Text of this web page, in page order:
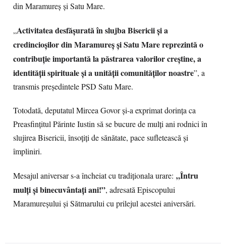
din Maramureș și Satu Mare.
„Activitatea desfășurată în slujba Bisericii și a
credincioșilor din Maramureș și Satu Mare reprezintă o
contribuție importantă la păstrarea valorilor creștine, a
identității spirituale și a unității comunităților noastre”, a
transmis președintele PSD Satu Mare.
Totodată, deputatul Mircea Govor și-a exprimat dorința ca
Preasfințitul Părinte Iustin să se bucure de mulți ani rodnici în
slujirea Bisericii, însoțiți de sănătate, pace sufletească și
împliniri.
Mesajul aniversar s-a încheiat cu tradiționala urare: „Întru
mulți și binecuvântați ani!”, adresată Episcopului
Maramureșului și Sătmarului cu prilejul acestei aniversări.